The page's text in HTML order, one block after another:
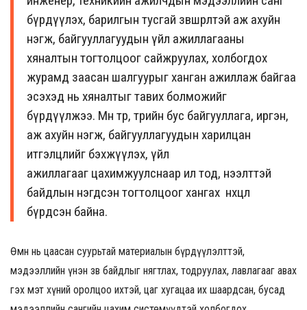
бүрдүүлэх, барилгын тусгай зөвшөөрөлтэй аж ахуйн
нэгж, байгууллагуудын үйл ажиллагааны
хяналтын тогтолцоог сайжруулах, холбогдох
журамд заасан шалгуурыг ханган ажиллаж байгаа
эсэхэд ньхяналтыг тавих болможийг
бүрдүүлжээ. Мөн төр, төрийн бус байгууллага, иргэн,
аж ахуйн нэгж, байгууллагуудын харилцан
итгэлцлийг бэхжүүлэх, үйл
ажиллагааг цахимжуулснаар ил тод, нээлттэй
байдлын нэгдсэн тогтолцоогхангах нөхцөл
бүрдсэн байна.
Өмнө нь цаасан суурьтай материалын бүрдүүлэлттэй,
мэдээллийн үнэн зөв байдлыг нягтлах, тодруулах, лавлагааг авах
гэх мэт хүний оролцоо ихтэй, цаг хугацаа их шаардсан, бусад